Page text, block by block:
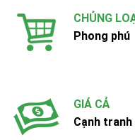
CHỦNG
Phong phú
GIÁ CẢ
Cạnh tranh